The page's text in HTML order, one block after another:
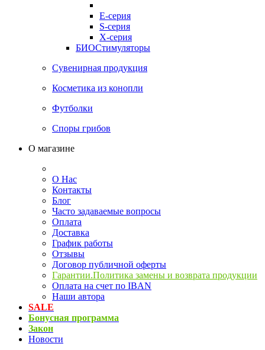
E-серия
S-серия
X-серия
БИОСтимуляторы
Сувенирная продукция
Косметика из конопли
Футболки
Споры грибов
О магазине
О Нас
Контакты
Блог
Часто задаваемые вопросы
Оплата
Доставка
График работы
Отзывы
Договор публичной оферты
Гарантии.Политика замены и возврата продукции
Оплата на счет по IBAN
Наши автора
SALE
Бонусная программа
Закон
Новости